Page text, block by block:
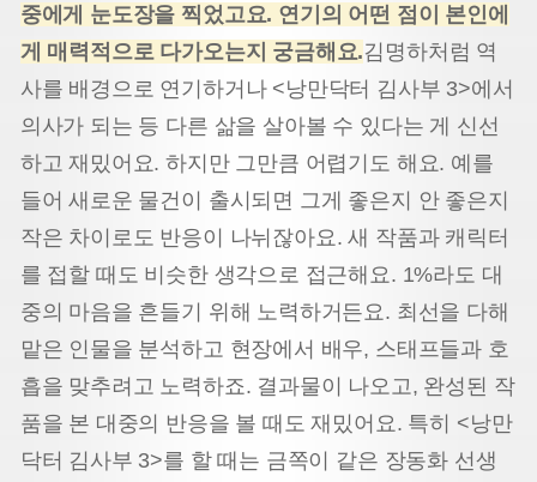
중에게 눈도장을 찍었고요. 연기의 어떤 점이 본인에
게 매력적으로 다가오는지 궁금해요.김명하처럼 역
사를 배경으로 연기하거나 <낭만닥터 김사부 3>에서
의사가 되는 등 다른 삶을 살아볼 수 있다는 게 신선
하고 재밌어요. 하지만 그만큼 어렵기도 해요. 예를
들어 새로운 물건이 출시되면 그게 좋은지 안 좋은지
작은 차이로도 반응이 나뉘잖아요. 새 작품과 캐릭터
를 접할 때도 비슷한 생각으로 접근해요. 1%라도 대
중의 마음을 흔들기 위해 노력하거든요. 최선을 다해
맡은 인물을 분석하고 현장에서 배우, 스태프들과 호
흡을 맞추려고 노력하죠. 결과물이 나오고, 완성된 작
품을 본 대중의 반응을 볼 때도 재밌어요. 특히 <낭만
닥터 김사부 3>를 할 때는 금쪽이 같은 장동화 선생